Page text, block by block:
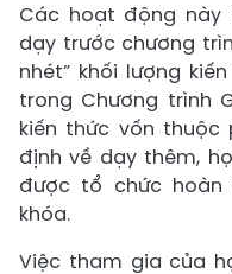
Các hoạt động này
dạy trước chương
nhét” khối lượng
trong Chương trình
kiến thức vốn
định về dạy thêm,
được tổ chức
khóa.
Việc tham gia của